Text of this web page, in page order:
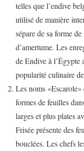
telles que l’endive
utilisé de manière
sépare de sa forme
d’amertume. Les
de Endive à l’Égypte
popularité culinaire
Les noms
formes de feuilles
larges et plus plates
Frisée présente des
bouclées. Les chefs